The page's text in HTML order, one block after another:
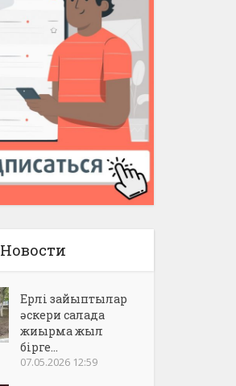
Новости
Ерлі зайыптылар
әскери салада
жиырма жыл
бірге...
07.05.2026 12:59